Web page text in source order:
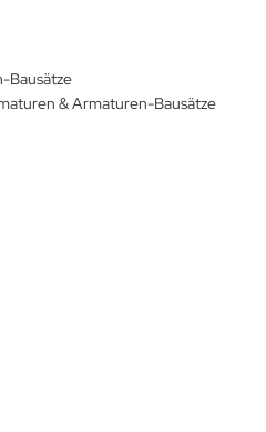
Bausätze
& Armaturen-Bausätze